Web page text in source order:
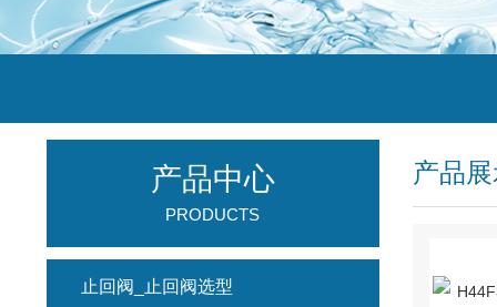
产品
产品中心
PRODUCTS
止回阀_止回阀选型